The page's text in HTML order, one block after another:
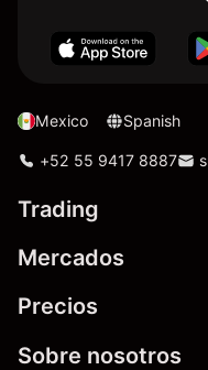
Mexico Spanish
+52 55 9417 8887
Trading
Mercados
Precios
Sobre nosotros